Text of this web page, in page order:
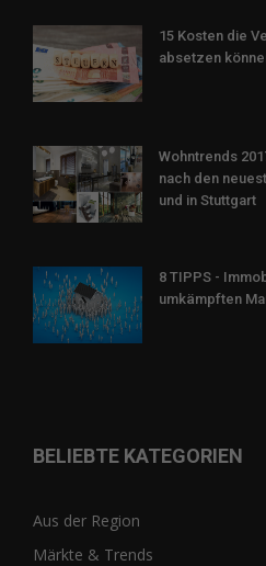
15 Kosten die
absetzen
Wohntrends
nach den
und in Stuttgart
8 TIPPS -
umkämpften
BELIEBTE KATEGORIEN
Aus der Region
Märkte & Trends